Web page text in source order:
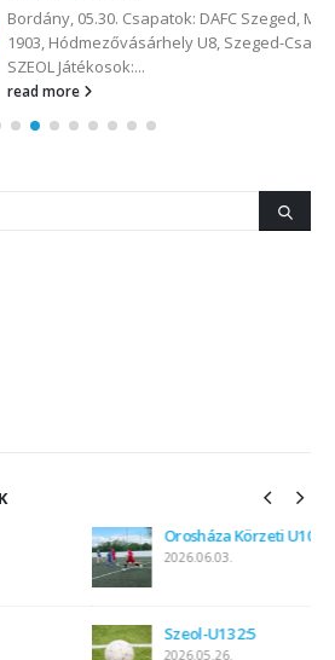
DAFC Szeged, Makó, OMTK-ULE
U8, Szeged-Csanád G.A.U8,
U10-U12 Leány Labdarúgás